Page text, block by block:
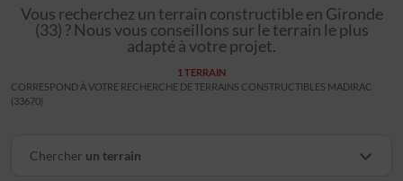
Vous recherchez un terrain constructible en Gironde
(33) ? Nous vous conseillons sur le terrain le plus
adapté à votre projet.
1 TERRAIN
CORRESPOND À VOTRE RECHERCHE DE TERRAINS CONSTRUCTIBLES MADIRAC
(33670)
Chercher un terrain